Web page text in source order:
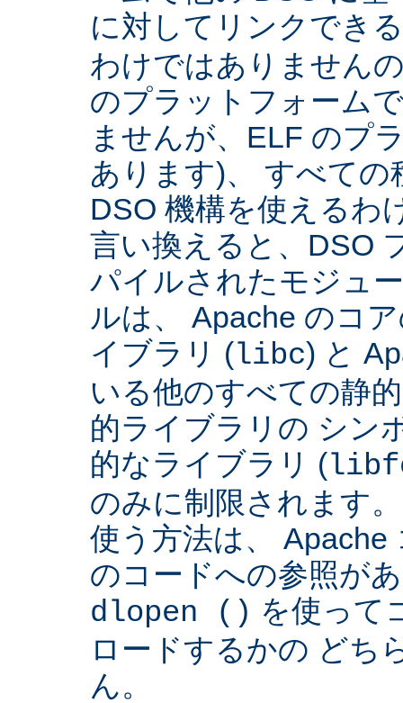
に対してリンクでき
わけではありません
のプラットフォーム
ませんが、ELF のプ
あります)、 すべて
DSO 機構を使えるわ
言い換えると、DSO
パイルされたモジュ
ルは、 Apache のコ
イブラリ (libc) と
いる他のすべての静
的ライブラリの シン
的なライブラリ (
のみに制限されます
使う方法は、 Apache
のコードへの参照が
dlopen () を使って
ロードするかの どち
ん。